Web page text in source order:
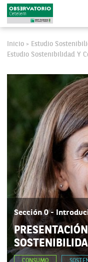
Inicio > Estudio
Estudio Sostenibilidad Y
Sección 0 -